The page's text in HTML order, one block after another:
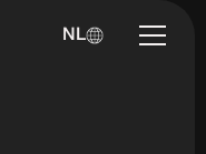
NL